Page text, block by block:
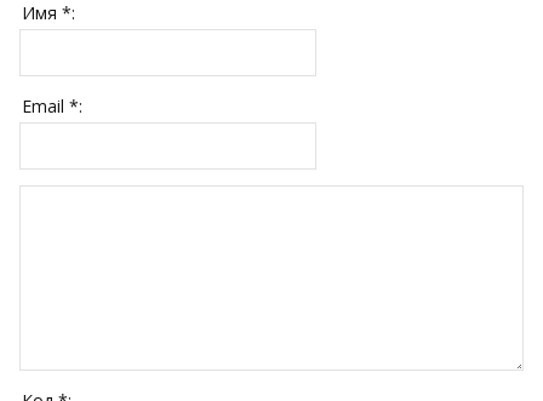
Имя *:
Email *: